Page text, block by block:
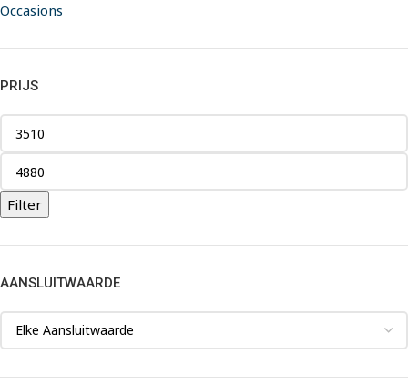
Occasions
PRIJS
Filter
AANSLUITWAARDE